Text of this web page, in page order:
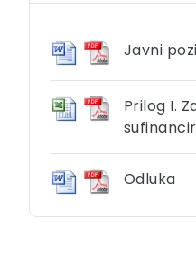
Javni
Prilog I.
Odluka